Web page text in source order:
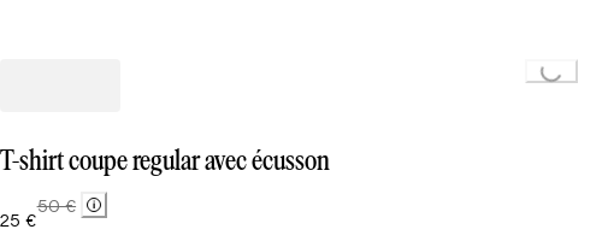
Loading...
T-shirt coupe regular avec écusson
25 €
50 €